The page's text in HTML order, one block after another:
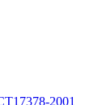
2001